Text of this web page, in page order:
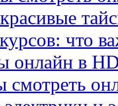
что
онлайн в